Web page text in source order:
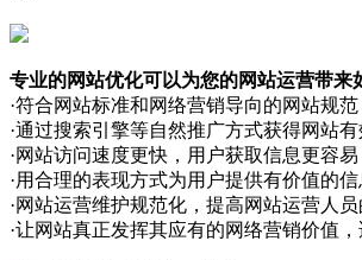
专业的网站优化可以为您的网站运营带来
·符合网站标准和网络营销导向的网站规
·通过搜索引擎等自然推广方式获得网站
·网站访问速度更快，用户获取信息更容
·用合理的表现方式为用户提供有价值的信
·网站运营维护规范化，提高网站运营人员
·让网站真正发挥其应有的网络营销价值